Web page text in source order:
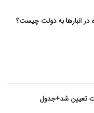
انبار‌ها به دولت چیست؟
تعیین شد+جدول